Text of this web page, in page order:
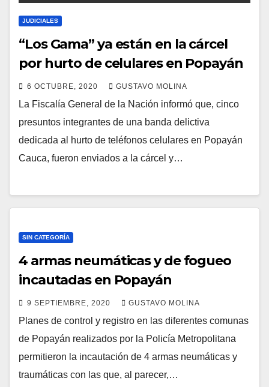
JUDICIALES
“Los Gama” ya están en la cárcel
por hurto de celulares en Popayán
6 OCTUBRE, 2020 GUSTAVO MOLINA
La Fiscalía General de la Nación informó que, cinco
presuntos integrantes de una banda delictiva
dedicada al hurto de teléfonos celulares en Popayán
Cauca, fueron enviados a la cárcel y…
SIN CATEGORÍA
4 armas neumáticas y de fogueo
incautadas en Popayán
9 SEPTIEMBRE, 2020 GUSTAVO MOLINA
Planes de control y registro en las diferentes comunas
de Popayán realizados por la Policía Metropolitana
permitieron la incautación de 4 armas neumáticas y
traumáticas con las que, al parecer,…